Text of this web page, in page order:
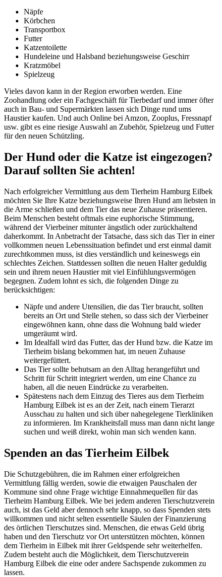
Näpfe
Körbchen
Transportbox
Futter
Katzentoilette
Hundeleine und Halsband beziehungsweise Geschirr
Kratzmöbel
Spielzeug
Vieles davon kann in der Region erworben werden. Eine
Zoohandlung oder ein Fachgeschäft für Tierbedarf und immer öfter
auch in Bau- und Supermärkten lassen sich Dinge rund ums
Haustier kaufen. Und auch Online bei Amzon, Zooplus, Fressnapf
usw. gibt es eine riesige Auswahl an Zubehör, Spielzeug und Futter
für den neuen Schützling.
Der Hund oder die Katze ist eingezogen?
Darauf sollten Sie achten!
Nach erfolgreicher Vermittlung aus dem Tierheim Hamburg Eilbek
möchten Sie Ihre Katze beziehungsweise Ihren Hund am liebsten in
die Arme schließen und dem Tier das neue Zuhause präsentieren.
Beim Menschen besteht oftmals eine euphorische Stimmung,
während der Vierbeiner mitunter ängstlich oder zurückhaltend
daherkommt. In Anbetracht der Tatsache, dass sich das Tier in einer
vollkommen neuen Lebenssituation befindet und erst einmal damit
zurechtkommen muss, ist dies verständlich und keineswegs ein
schlechtes Zeichen. Stattdessen sollten die neuen Halter geduldig
sein und ihrem neuen Haustier mit viel Einfühlungsvermögen
begegnen. Zudem lohnt es sich, die folgenden Dinge zu
berücksichtigen:
Näpfe und andere Utensilien, die das Tier braucht, sollten
bereits an Ort und Stelle stehen, so dass sich der Vierbeiner
eingewöhnen kann, ohne dass die Wohnung bald wieder
umgeräumt wird.
Im Idealfall wird das Futter, das der Hund bzw. die Katze im
Tierheim bislang bekommen hat, im neuen Zuhause
weitergefüttert.
Das Tier sollte behutsam an den Alltag herangeführt und
Schritt für Schritt integriert werden, um eine Chance zu
haben, all die neuen Eindrücke zu verarbeiten.
Spätestens nach dem Einzug des Tieres aus dem Tierheim
Hamburg Eilbek ist es an der Zeit, nach einem Tierarzt
Ausschau zu halten und sich über nahegelegene Tierkliniken
zu informieren. Im Krankheitsfall muss man dann nicht lange
suchen und weiß direkt, wohin man sich wenden kann.
Spenden an das Tierheim Eilbek
Die Schutzgebühren, die im Rahmen einer erfolgreichen
Vermittlung fällig werden, sowie die etwaigen Pauschalen der
Kommune sind ohne Frage wichtige Einnahmequellen für das
Tierheim Hamburg Eilbek. Wie bei jedem anderen Tierschutzverein
auch, ist das Geld aber dennoch sehr knapp, so dass Spenden stets
willkommen und nicht selten essentielle Säulen der Finanzierung
des örtlichen Tierschutzes sind. Menschen, die etwas Geld übrig
haben und den Tierschutz vor Ort unterstützen möchten, können
dem Tierheim in Eilbek mit ihrer Geldspende sehr weiterhelfen.
Zudem besteht auch die Möglichkeit, dem Tierschutzverein
Hamburg Eilbek die eine oder andere Sachspende zukommen zu
lassen.